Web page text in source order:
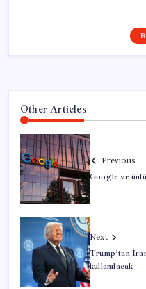
Other Articles
Previous
Google ve
Next
Trump’tan
kullanılacak